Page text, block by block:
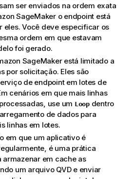
ser enviados na ordem exata
SageMakero endpoint está
eles. Você deve especificar os
ordem em que estavam
foi gerado.
SageMakerestá limitado a
por solicitação. Eles são
de endpoint em lotes de
cenários em que mais linhas
use um Loopdentro
de dados para
linhas em lotes.
em que um aplicativo é
é uma prática
em cache as
um arquivo QVDe enviar